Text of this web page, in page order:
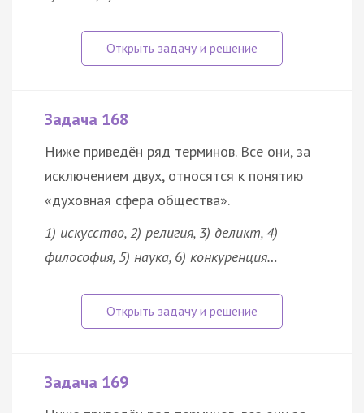
Задача 168
Ниже приведён ряд терминов. Все они, за
исключением двух, относятся к понятию
«духовная сфера общества».
1) искусство, 2) религия, 3) деликт, 4)
философия, 5) наука, 6) конкуренция…
Задача 169